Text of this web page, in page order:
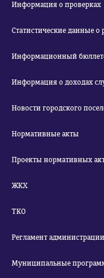
Информация о проверках
Статистические данные о
Информационный
Информация о доходах
Новости городского
Нормативные акты
Проекты нормативных
ЖКХ
ТКО
Регламент администрации
Муниципальные